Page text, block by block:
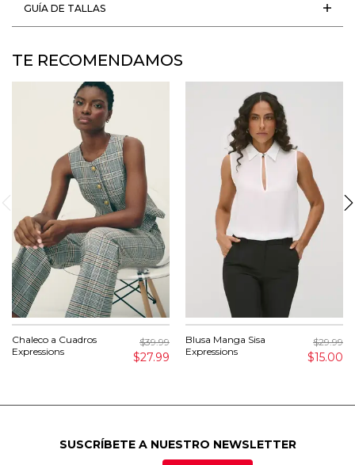
GUÍA DE TALLAS
TE RECOMENDAMOS
Chaleco a Cuadros
Expressions
$39.99
$27.99
Blusa Manga Sisa
Expressions
$29.99
$15.00
SUSCRÍBETE A NUESTRO NEWSLETTER